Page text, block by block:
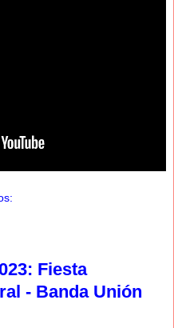
Fiesta
- Banda Unión